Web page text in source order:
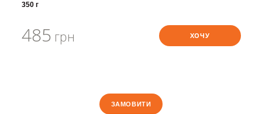
350 г
485 грн ХОЧУ
ЗАМОВИТИ